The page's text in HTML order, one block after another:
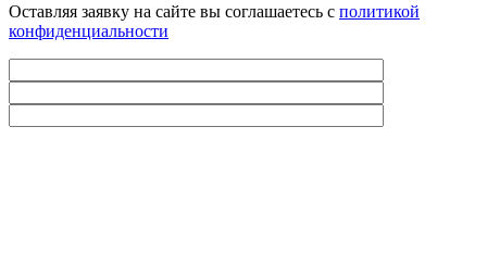
Оставляя заявку на сайте вы соглашаетесь с политикой
конфиденциальности